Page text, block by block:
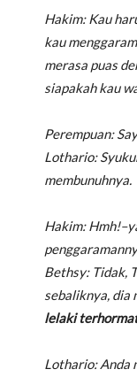
Hakim: Kau
kau
merasa puas
siapakah kau
Perempuan:
Lothario:
membunuhnya.
Hakim:
Bethsy: Tidak,
sebaliknya, dia
lelaki
Lothario: Anda